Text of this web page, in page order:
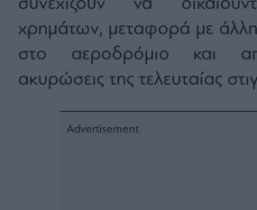
χρημάτων, μεταφορά με
στο αεροδρόμιο και
ακυρώσεις της τελευταίας